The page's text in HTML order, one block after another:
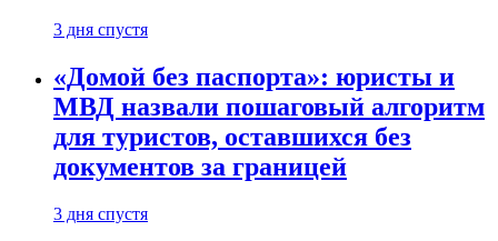
3 дня спустя
«Домой без паспорта»: юристы и
МВД назвали пошаговый алгоритм
для туристов, оставшихся без
документов за границей
3 дня спустя